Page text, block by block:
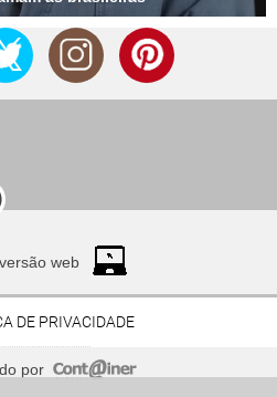
web
DE PRIVACIDADE
por